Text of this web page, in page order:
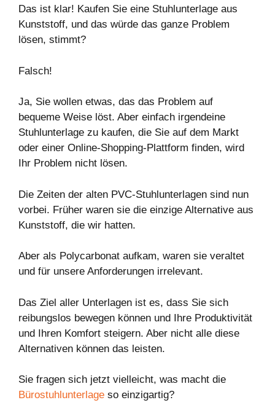
Das ist klar! Kaufen Sie eine Stuhlunterlage aus
Kunststoff, und das würde das ganze Problem
lösen, stimmt?
Falsch!
Ja, Sie wollen etwas, das das Problem auf
bequeme Weise löst. Aber einfach irgendeine
Stuhlunterlage zu kaufen, die Sie auf dem Markt
oder einer Online-Shopping-Plattform finden, wird
Ihr Problem nicht lösen.
Die Zeiten der alten PVC-Stuhlunterlagen sind nun
vorbei. Früher waren sie die einzige Alternative aus
Kunststoff, die wir hatten.
Aber als Polycarbonat aufkam, waren sie veraltet
und für unsere Anforderungen irrelevant.
Das Ziel aller Unterlagen ist es, dass Sie sich
reibungslos bewegen können und Ihre Produktivität
und Ihren Komfort steigern. Aber nicht alle diese
Alternativen können das leisten.
Sie fragen sich jetzt vielleicht, was macht die
Bürostuhlunterlage so einzigartig?